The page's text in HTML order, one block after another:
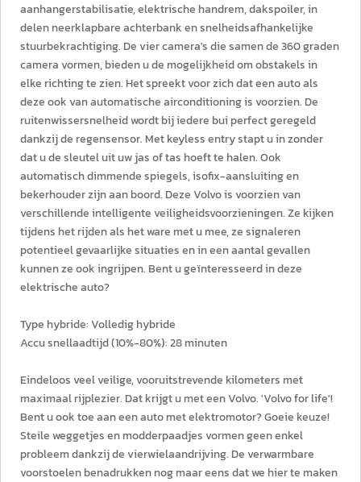
aanhangerstabilisatie, elektrische handrem, dakspoiler, in
delen neerklapbare achterbank en snelheidsafhankelijke
stuurbekrachtiging. De vier camera's die samen de 360 graden
camera vormen, bieden u de mogelijkheid om obstakels in
elke richting te zien. Het spreekt voor zich dat een auto als
deze ook van automatische airconditioning is voorzien. De
ruitenwissersnelheid wordt bij iedere bui perfect geregeld
dankzij de regensensor. Met keyless entry stapt u in zonder
dat u de sleutel uit uw jas of tas hoeft te halen. Ook
automatisch dimmende spiegels, isofix-aansluiting en
bekerhouder zijn aan boord. Deze Volvo is voorzien van
verschillende intelligente veiligheidsvoorzieningen. Ze kijken
tijdens het rijden als het ware met u mee, ze signaleren
potentieel gevaarlijke situaties en in een aantal gevallen
kunnen ze ook ingrijpen. Bent u geïnteresseerd in deze
elektrische auto?
Type hybride: Volledig hybride
Accu snellaadtijd (10%-80%): 28 minuten
Eindeloos veel veilige, vooruitstrevende kilometers met
maximaal rijplezier. Dat krijgt u met een Volvo. 'Volvo for life'!
Bent u ook toe aan een auto met elektromotor? Goeie keuze!
Steile weggetjes en modderpaadjes vormen geen enkel
probleem dankzij de vierwielaandrijving. De verwarmbare
voorstoelen benadrukken nog maar eens dat we hier te maken